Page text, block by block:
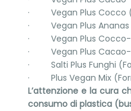
· Vegan Plus Cocco
· Vegan Plus Ananas
· Vegan Plus Cocco-Z
· Vegan Plus Cacao-
· Salti Plus Funghi
· Plus Vegan Mix
L’attenzione e la cura
consumo di plastica